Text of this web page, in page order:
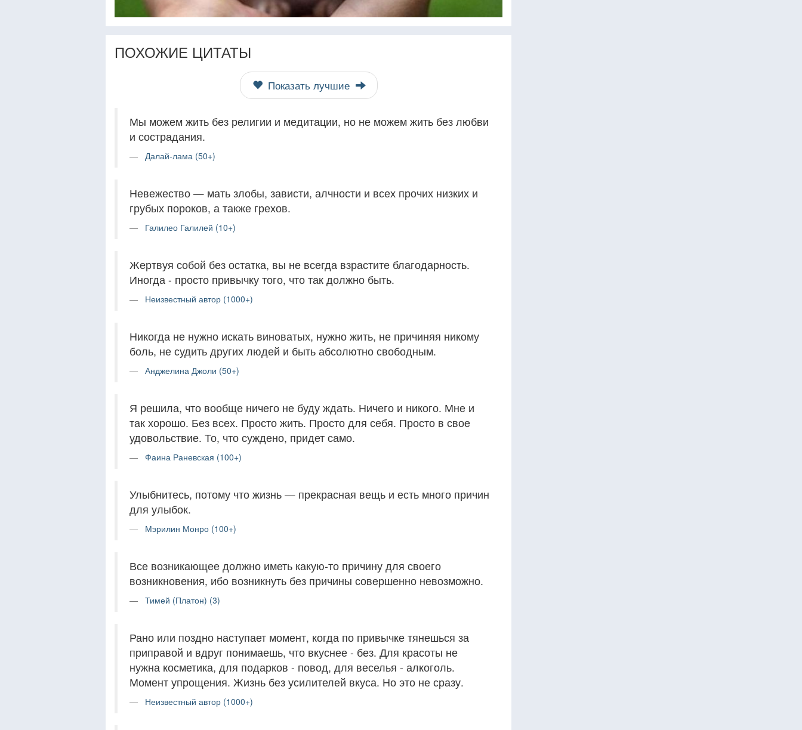
ПОХОЖИЕ ЦИТАТЫ
Показать лучшие
Мы можем жить без религии и медитации, но не можем жить без любви
и сострадания.
Далай-лама (50+)
Невежество — мать злобы, зависти, алчности и всех прочих низких и
грубых пороков, а также грехов.
Галилео Галилей (10+)
Жертвуя собой без остатка, вы не всегда взрастите благодарность.
Иногда - просто привычку того, что так должно быть.
Неизвестный автор (1000+)
Никогда не нужно искать виноватых, нужно жить, не причиняя никому
боль, не судить других людей и быть абсолютно свободным.
Анджелина Джоли (50+)
Я решила, что вообще ничего не буду ждать. Ничего и никого. Мне и
так хорошо. Без всех. Просто жить. Просто для себя. Просто в свое
удовольствие. То, что суждено, придет само.
Фаина Раневская (100+)
Улыбнитесь, потому что жизнь — прекрасная вещь и есть много причин
для улыбок.
Мэрилин Монро (100+)
Все возникающее должно иметь какую-то причину для своего
возникновения, ибо возникнуть без причины совершенно невозможно.
Тимей (Платон) (3)
Рано или поздно наступает момент, когда по привычке тянешься за
приправой и вдруг понимаешь, что вкуснее - без. Для красоты не
нужна косметика, для подарков - повод, для веселья - алкоголь.
Момент упрощения. Жизнь без усилителей вкуса. Но это не сразу.
Неизвестный автор (1000+)